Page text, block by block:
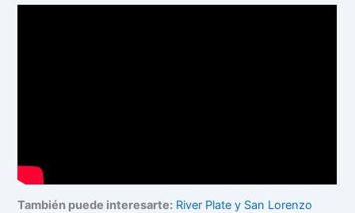
También puede interesarte: River Plate y San Lorenzo